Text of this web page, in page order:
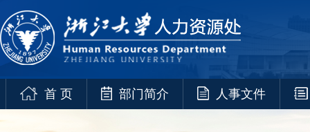
首 页 部门简介 人事文件